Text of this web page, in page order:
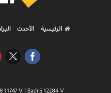
الرئيسية الأحدث
11747 V | Badr5 12284 V